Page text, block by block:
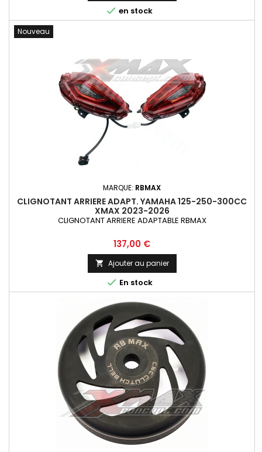
 en stock
Nouveau
MARQUE: RBMAX
CLIGNOTANT ARRIERE ADAPT. YAMAHA 125-250-300CC
XMAX 2023-2026
CLIGNOTANT ARRIERE ADAPTABLE RBMAX
Prix
137,00 €
 Ajouter au panier
 En stock